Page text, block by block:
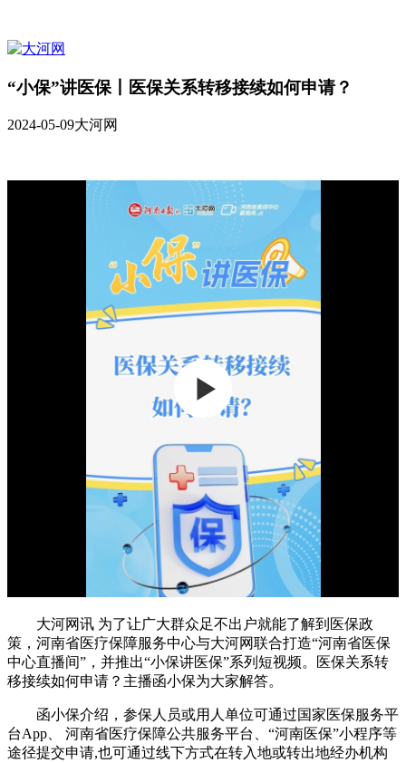
“小保”讲医保丨医保关系转移接续如何申请？
2024-05-09大河网
大河网讯 为了让广大群众足不出户就能了解到医保政
策，河南省医疗保障服务中心与大河网联合打造“河南省医保
中心直播间”，并推出“小保讲医保”系列短视频。医保关系转
移接续如何申请？主播函小保为大家解答。
函小保介绍，参保人员或用人单位可通过国家医保服务平
台App、 河南省医疗保障公共服务平台、“河南医保”小程序等
途径提交申请,也可通过线下方式在转入地或转出地经办机构